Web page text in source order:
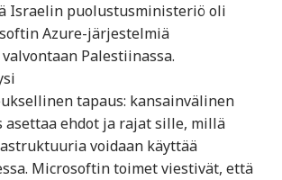
Israelin puolustusministeriö oli
Azure-järjestelmiä
Palestiinassa.
tapaus: kansainvälinen
ehdot ja rajat sille, millä
voidaan käyttää
Microsoftin toimet viestivät, että